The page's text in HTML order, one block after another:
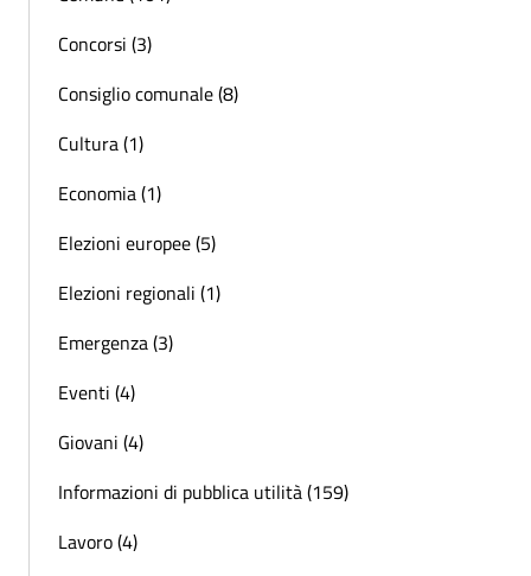
Concorsi (3)
Consiglio comunale (8)
Cultura (1)
Economia (1)
Elezioni europee (5)
Elezioni regionali (1)
Emergenza (3)
Eventi (4)
Giovani (4)
Informazioni di pubblica utilità (159)
Lavoro (4)